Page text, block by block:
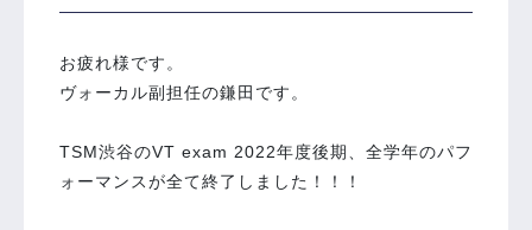
お疲れ様です。
ヴォーカル副担任の鎌田です。
TSM渋谷のVT exam 2022年度後期、全学年のパフ
ォーマンスが全て終了しました！！！